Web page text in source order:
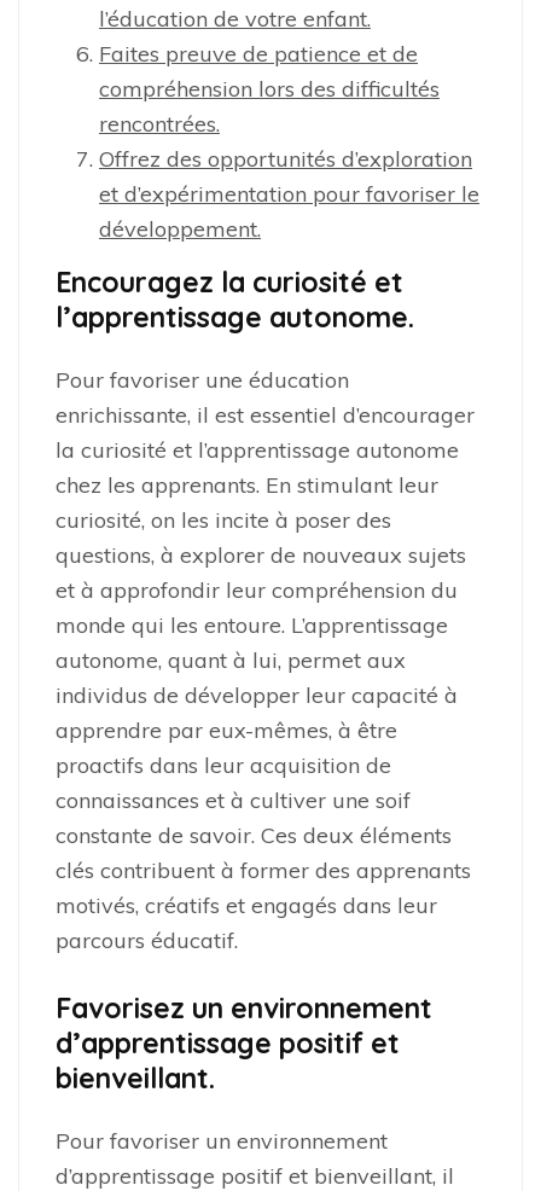
l’éducation de votre enfant.
Faites preuve de patience et de
compréhension lors des difficultés
rencontrées.
Offrez des opportunités d’exploration
et d’expérimentation pour favoriser le
développement.
Encouragez la curiosité et
l’apprentissage autonome.
Pour favoriser une éducation
enrichissante, il est essentiel d’encourager
la curiosité et l’apprentissage autonome
chez les apprenants. En stimulant leur
curiosité, on les incite à poser des
questions, à explorer de nouveaux sujets
et à approfondir leur compréhension du
monde qui les entoure. L’apprentissage
autonome, quant à lui, permet aux
individus de développer leur capacité à
apprendre par eux-mêmes, à être
proactifs dans leur acquisition de
connaissances et à cultiver une soif
constante de savoir. Ces deux éléments
clés contribuent à former des apprenants
motivés, créatifs et engagés dans leur
parcours éducatif.
Favorisez un environnement
d’apprentissage positif et
bienveillant.
Pour favoriser un environnement
d’apprentissage positif et bienveillant, il